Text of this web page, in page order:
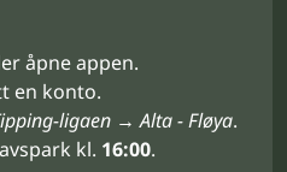
åpne appen.
en konto.
ligaen → Alta - Fløya.
kl. 16:00.